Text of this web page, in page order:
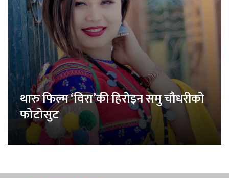
थारु फिल्म ‘विरा’की हिरोइन समु चौधरीको
फोटोसुट